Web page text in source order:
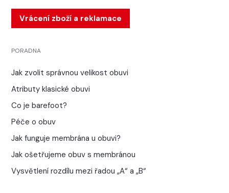
Vrácení zboží a reklamace
PORADNA
Jak zvolit správnou velikost obuvi
Atributy klasické obuvi
Co je barefoot?
Péče o obuv
Jak funguje membrána u obuvi?
Jak ošetřujeme obuv s membránou
Vysvětlení rozdílu mezi řadou „A“ a „B“